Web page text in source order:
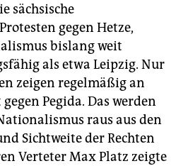
sächsische
gegen Hetze,
bislang weit
als etwa Leipzig. Nur
zeigen regelmäßig an
Pegida. Das werden
raus aus den
Sichtweite der Rechten
Verteter Max Platz zeigte